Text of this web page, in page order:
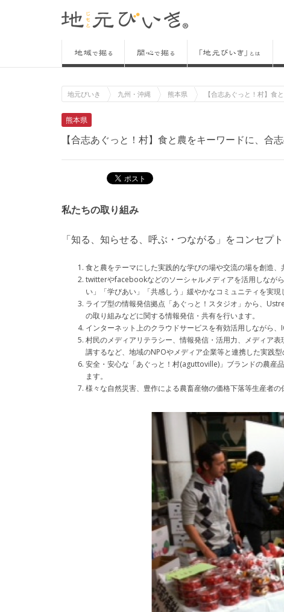
地元びいき 九州・沖縄 熊本県 【合志あぐっと！村】食
熊本県
【合志あぐっと！村】食と農をキーワードに、合
私たちの取り組み
「知る、知らせる、呼ぶ・つながる」をコンセプ
食と農をテーマにした実践的な学びの場や交流の場を創造、
twitterやfacebookなどのソーシャルメディアを活用しなが
い」「学びあい」「共感しう」緩やかなコミュニティを実現
ライブ型の情報発信拠点「あぐっと！スタジオ」から、
の取り組みなどに関する情報発信・共有を行います。
インターネット上のクラウドサービスを有効活用しながら
村民のメディアリテラシー、情報発信・活用力、メディア
講するなど、地域のNPOやメディア企業等と連携した実践型
安全・安心な「あぐっと！村(aguttoville)」ブランドの農産
ます。
様々な自然災害、豊作による農畜産物の価格下落等生産者の